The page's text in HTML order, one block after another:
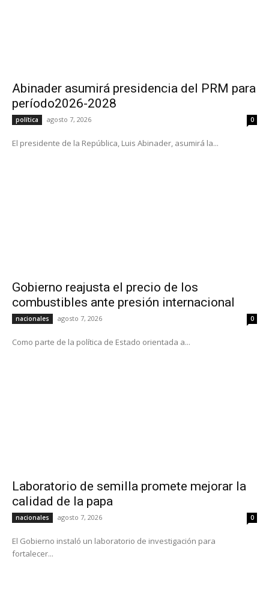
Abinader asumirá presidencia del PRM para
período2026-2028
política agosto 7, 2026 0
El presidente de la República, Luis Abinader, asumirá la...
Gobierno reajusta el precio de los
combustibles ante presión internacional
nacionales agosto 7, 2026 0
Como parte de la política de Estado orientada a...
Laboratorio de semilla promete mejorar la
calidad de la papa
nacionales agosto 7, 2026 0
El Gobierno instaló un laboratorio de investigación para
fortalecer...